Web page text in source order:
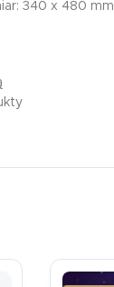
340 x 480 mm